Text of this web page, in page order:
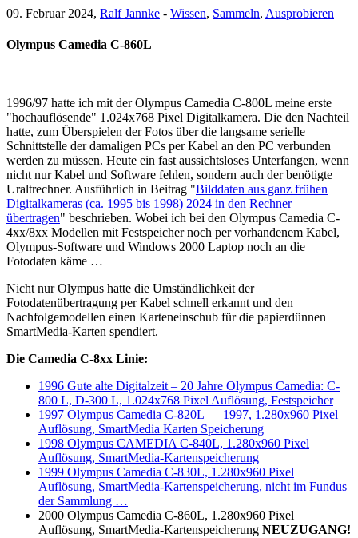
09. Februar 2024, Ralf Jannke - Wissen, Sammeln, Ausprobieren
Olympus Camedia C-860L
1996/97 hatte ich mit der Olympus Camedia C-800L meine erste
"hochauflösende" 1.024x768 Pixel Digitalkamera. Die den Nachteil
hatte, zum Überspielen der Fotos über die langsame serielle
Schnittstelle der damaligen PCs per Kabel an den PC verbunden
werden zu müssen. Heute ein fast aussichtsloses Unterfangen, wenn
nicht nur Kabel und Software fehlen, sondern auch der benötigte
Uraltrechner. Ausführlich in Beitrag "Bilddaten aus ganz frühen
Digitalkameras (ca. 1995 bis 1998) 2024 in den Rechner
übertragen" beschrieben. Wobei ich bei den Olympus Camedia C-
4xx/8xx Modellen mit Festspeicher noch per vorhandenem Kabel,
Olympus-Software und Windows 2000 Laptop noch an die
Fotodaten käme …
Nicht nur Olympus hatte die Umständlichkeit der
Fotodatenübertragung per Kabel schnell erkannt und den
Nachfolgemodellen einen Karteneinschub für die papierdünnen
SmartMedia-Karten spendiert.
Die Camedia C-8xx Linie:
1996 Gute alte Digitalzeit – 20 Jahre Olympus Camedia: C-
800 L, D-300 L, 1.024x768 Pixel Auflösung, Festspeicher
1997 Olympus Camedia C-820L — 1997, 1.280x960 Pixel
Auflösung, SmartMedia Karten Speicherung
1998 Olympus CAMEDIA C-840L, 1.280x960 Pixel
Auflösung, SmartMedia-Kartenspeicherung
1999 Olympus Camedia C-830L, 1.280x960 Pixel
Auflösung, SmartMedia-Kartenspeicherung, nicht im Fundus
der Sammlung …
2000 Olympus Camedia C-860L, 1.280x960 Pixel
Auflösung, SmartMedia-Kartenspeicherung NEUZUGANG!